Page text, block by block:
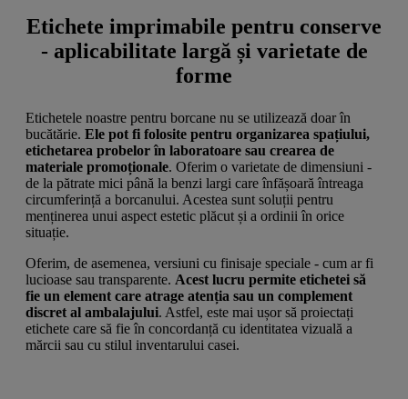
Etichete imprimabile pentru conserve
- aplicabilitate largă și varietate de
forme
Etichetele noastre pentru borcane nu se utilizează doar în
bucătărie. Ele pot fi folosite pentru organizarea spațiului,
etichetarea probelor în laboratoare sau crearea de
materiale promoționale. Oferim o varietate de dimensiuni -
de la pătrate mici până la benzi largi care înfășoară întreaga
circumferință a borcanului. Acestea sunt soluții pentru
menținerea unui aspect estetic plăcut și a ordinii în orice
situație.
Oferim, de asemenea, versiuni cu finisaje speciale - cum ar fi
lucioase sau transparente. Acest lucru permite etichetei să
fie un element care atrage atenția sau un complement
discret al ambalajului. Astfel, este mai ușor să proiectați
etichete care să fie în concordanță cu identitatea vizuală a
mărcii sau cu stilul inventarului casei.